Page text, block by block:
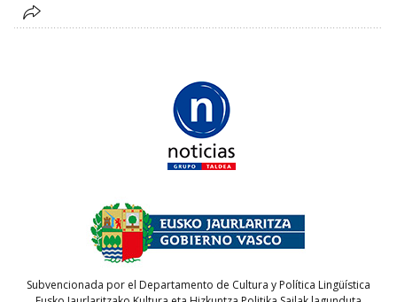
Subvencionada por el Departamento de Cultura y Política Lingüística